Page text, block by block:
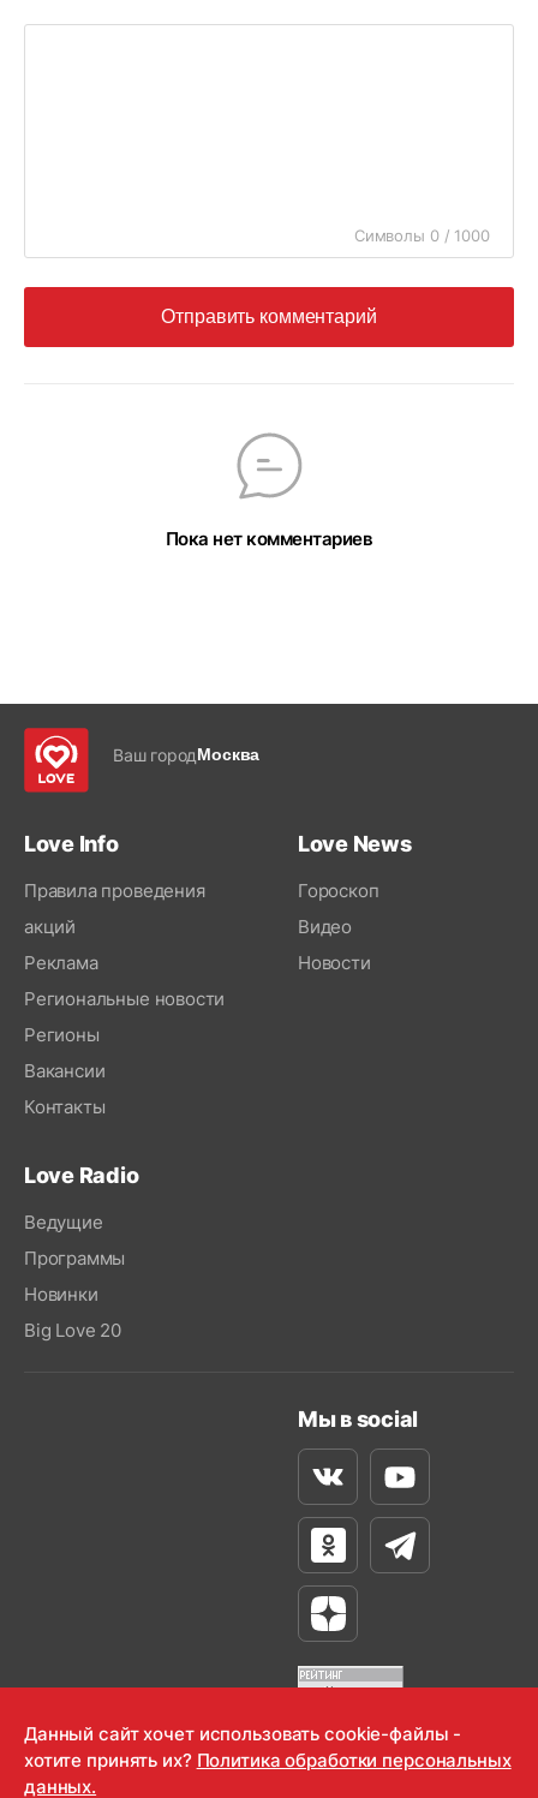
Символы 0 / 1000
Отправить комментарий
Пока нет комментариев
Ваш городМосква
Love Info
Правила проведения
акций
Реклама
Региональные новости
Регионы
Вакансии
Контакты
Love News
Гороскоп
Видео
Новости
Love Radio
Ведущие
Программы
Новинки
Big Love 20
Мы в social
ВконтактеYoutube
Одноклассники
Телеграм
Яндекс Дзен
OOO "Радио-Любовь" 2000-2026
Данный сайт хочет использовать cookie-файлы -
хотите принять их? Политика обработки персональных
данных.